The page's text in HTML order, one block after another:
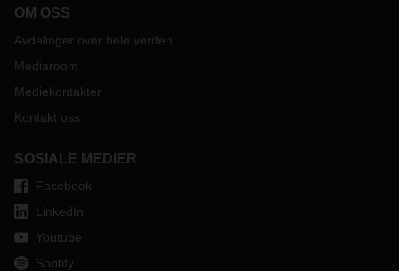
OM OSS
Avdelinger over hele verden
Mediaroom
Mediekontakter
Kontakt oss
SOSIALE MEDIER
Facebook
LinkedIn
Youtube
Spotify